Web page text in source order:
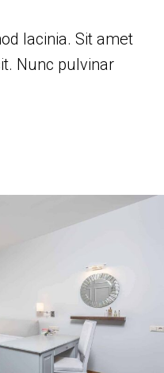
lacinia. Sit amet
Nunc pulvinar